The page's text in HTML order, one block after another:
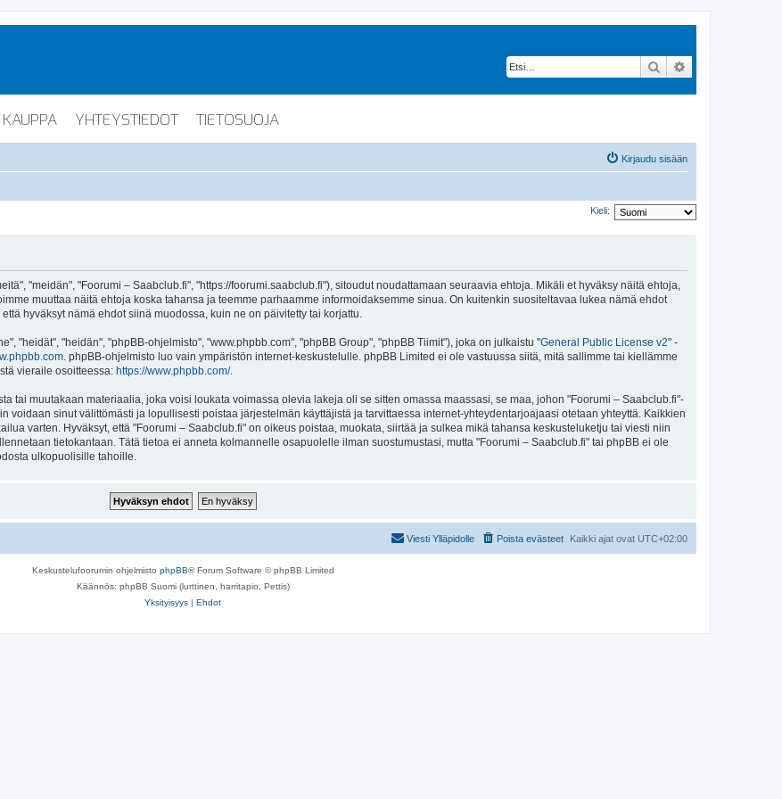
Etsi
KAUPPA YHTEYSTIEDOT TIETOSUOJA
Kirjaudu sisään
Kieli:
"meidän", "Foorumi – Saabclub.fi", "https://foorumi.saabclub.fi"), sitoudut noudattamaan seuraavia ehtoja. Mikäli et hyväksy näitä ehtoja,
muuttaa näitä ehtoja koska tahansa ja teemme parhaamme informoidaksemme sinua. On kuitenkin suositeltavaa lukea nämä ehdot
hyväksyt nämä ehdot siinä muodossa, kuin ne on päivitetty tai korjattu.
"heidät", "heidän", "phpBB-ohjelmisto", "www.phpbb.com", "phpBB Group", "phpBB Tiimit"), joka on julkaistu "General Public License v2" -
. phpBB-ohjelmisto luo vain ympäristön internet-keskustelulle. phpBB Limited ei ole vastuussa siitä, mitä sallimme tai kiellämme
vieraile osoitteessa: https://www.phpbb.com/.
tai muutakaan materiaalia, joka voisi loukata voimassa olevia lakeja oli se sitten omassa maassasi, se maa, johon "Foorumi – Saabclub.fi"-
voidaan sinut välittömästi ja lopullisesti poistaa järjestelmän käyttäjistä ja tarvittaessa internet-yhteydentarjoajaasi otetaan yhteyttä. Kaikkien
varten. Hyväksyt, että "Foorumi – Saabclub.fi" on oikeus poistaa, muokata, siirtää ja sulkea mikä tahansa keskusteluketju tai viesti niin
tietokantaan. Tätä tietoa ei anneta kolmannelle osapuolelle ilman suostumustasi, mutta "Foorumi – Saabclub.fi" tai phpBB ei ole
ulkopuolisille tahoille.
Kaikki ajat ovat UTC+02:00
Poista evästeet
Viesti Ylläpidolle
Keskustelufoorumin ohjelmisto phpBB® Forum Software © phpBB Limited
Käännös: phpBB Suomi (lurttinen, harritapio, Pettis)
Yksityisyys | Ehdot